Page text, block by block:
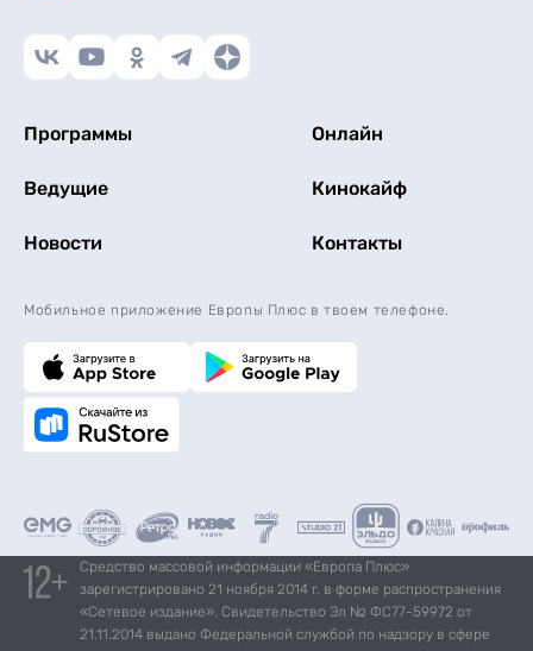
Программы Онлайн
Ведущие Кинокайф
Новости Контакты
Мобильное приложение Европы Плюс в твоем телефоне.
Средство массовой информации «Европа Плюс»
зарегистрировано 21 ноября 2014 г. в форме распространения
«Сетевое издание». Свидетельство Эл № ФС77-59972 от
21.11.2014 выдано Федеральной службой по надзору в сфере